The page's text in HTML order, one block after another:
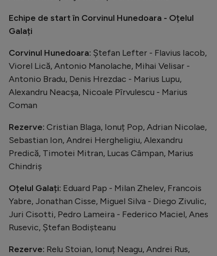
Echipe de start în Corvinul Hunedoara - Oțelul
Galați
Corvinul Hunedoara: Ștefan Lefter - Flavius Iacob,
Viorel Lică, Antonio Manolache, Mihai Velisar -
Antonio Bradu, Denis Hrezdac - Marius Lupu,
Alexandru Neacșa, Nicoale Pîrvulescu - Marius
Coman
Rezerve: Cristian Blaga, Ionuț Pop, Adrian Nicolae,
Sebastian Ion, Andrei Hergheligiu, Alexandru
Predică, Timotei Mitran, Lucas Câmpan, Marius
Chindriș
Oțelul Galați: Eduard Pap - Milan Zhelev, Francois
Yabre, Jonathan Cisse, Miguel Silva - Diego Zivulic,
Juri Cisotti, Pedro Lameira - Federico Maciel, Anes
Rusevic, Ștefan Bodișteanu
Rezerve: Relu Stoian, Ionuț Neagu, Andrei Rus,